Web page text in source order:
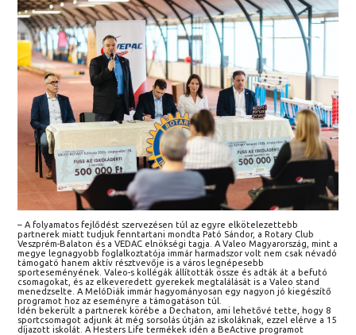
– A folyamatos fejlődést szervezésen túl az egyre elkötelezettebb
partnerek miatt tudjuk fenntartani mondta Pató Sándor, a Rotary Club
Veszprém-Balaton és a VEDAC elnökségi tagja. A Valeo Magyarország, mint a
megye legnagyobb foglalkoztatója immár harmadszor volt nem csak névadó
támogató hanem aktív résztvevője is a város legnépesebb
sporteseményének. Valeo-s kollégák állították össze és adták át a befutó
csomagokat, és az elkeveredett gyerekek megtalálását is a Valeo stand
menedzselte. A MelóDiák immár hagyományosan egy nagyon jó kiegészítő
programot hoz az eseményre a támogatáson túl.
Idén bekerült a partnerek körébe a Dechaton, ami lehetővé tette, hogy 8
sportcsomagot adjunk át még sorsolás útján az iskoláknak, ezzel elérve a 15
díjazott iskolát. A Hesters Life termékek idén a BeActive programot